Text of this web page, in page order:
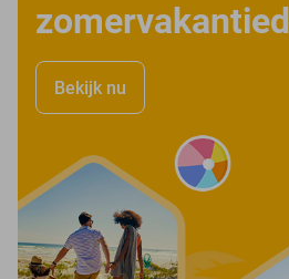
Bekijk nu